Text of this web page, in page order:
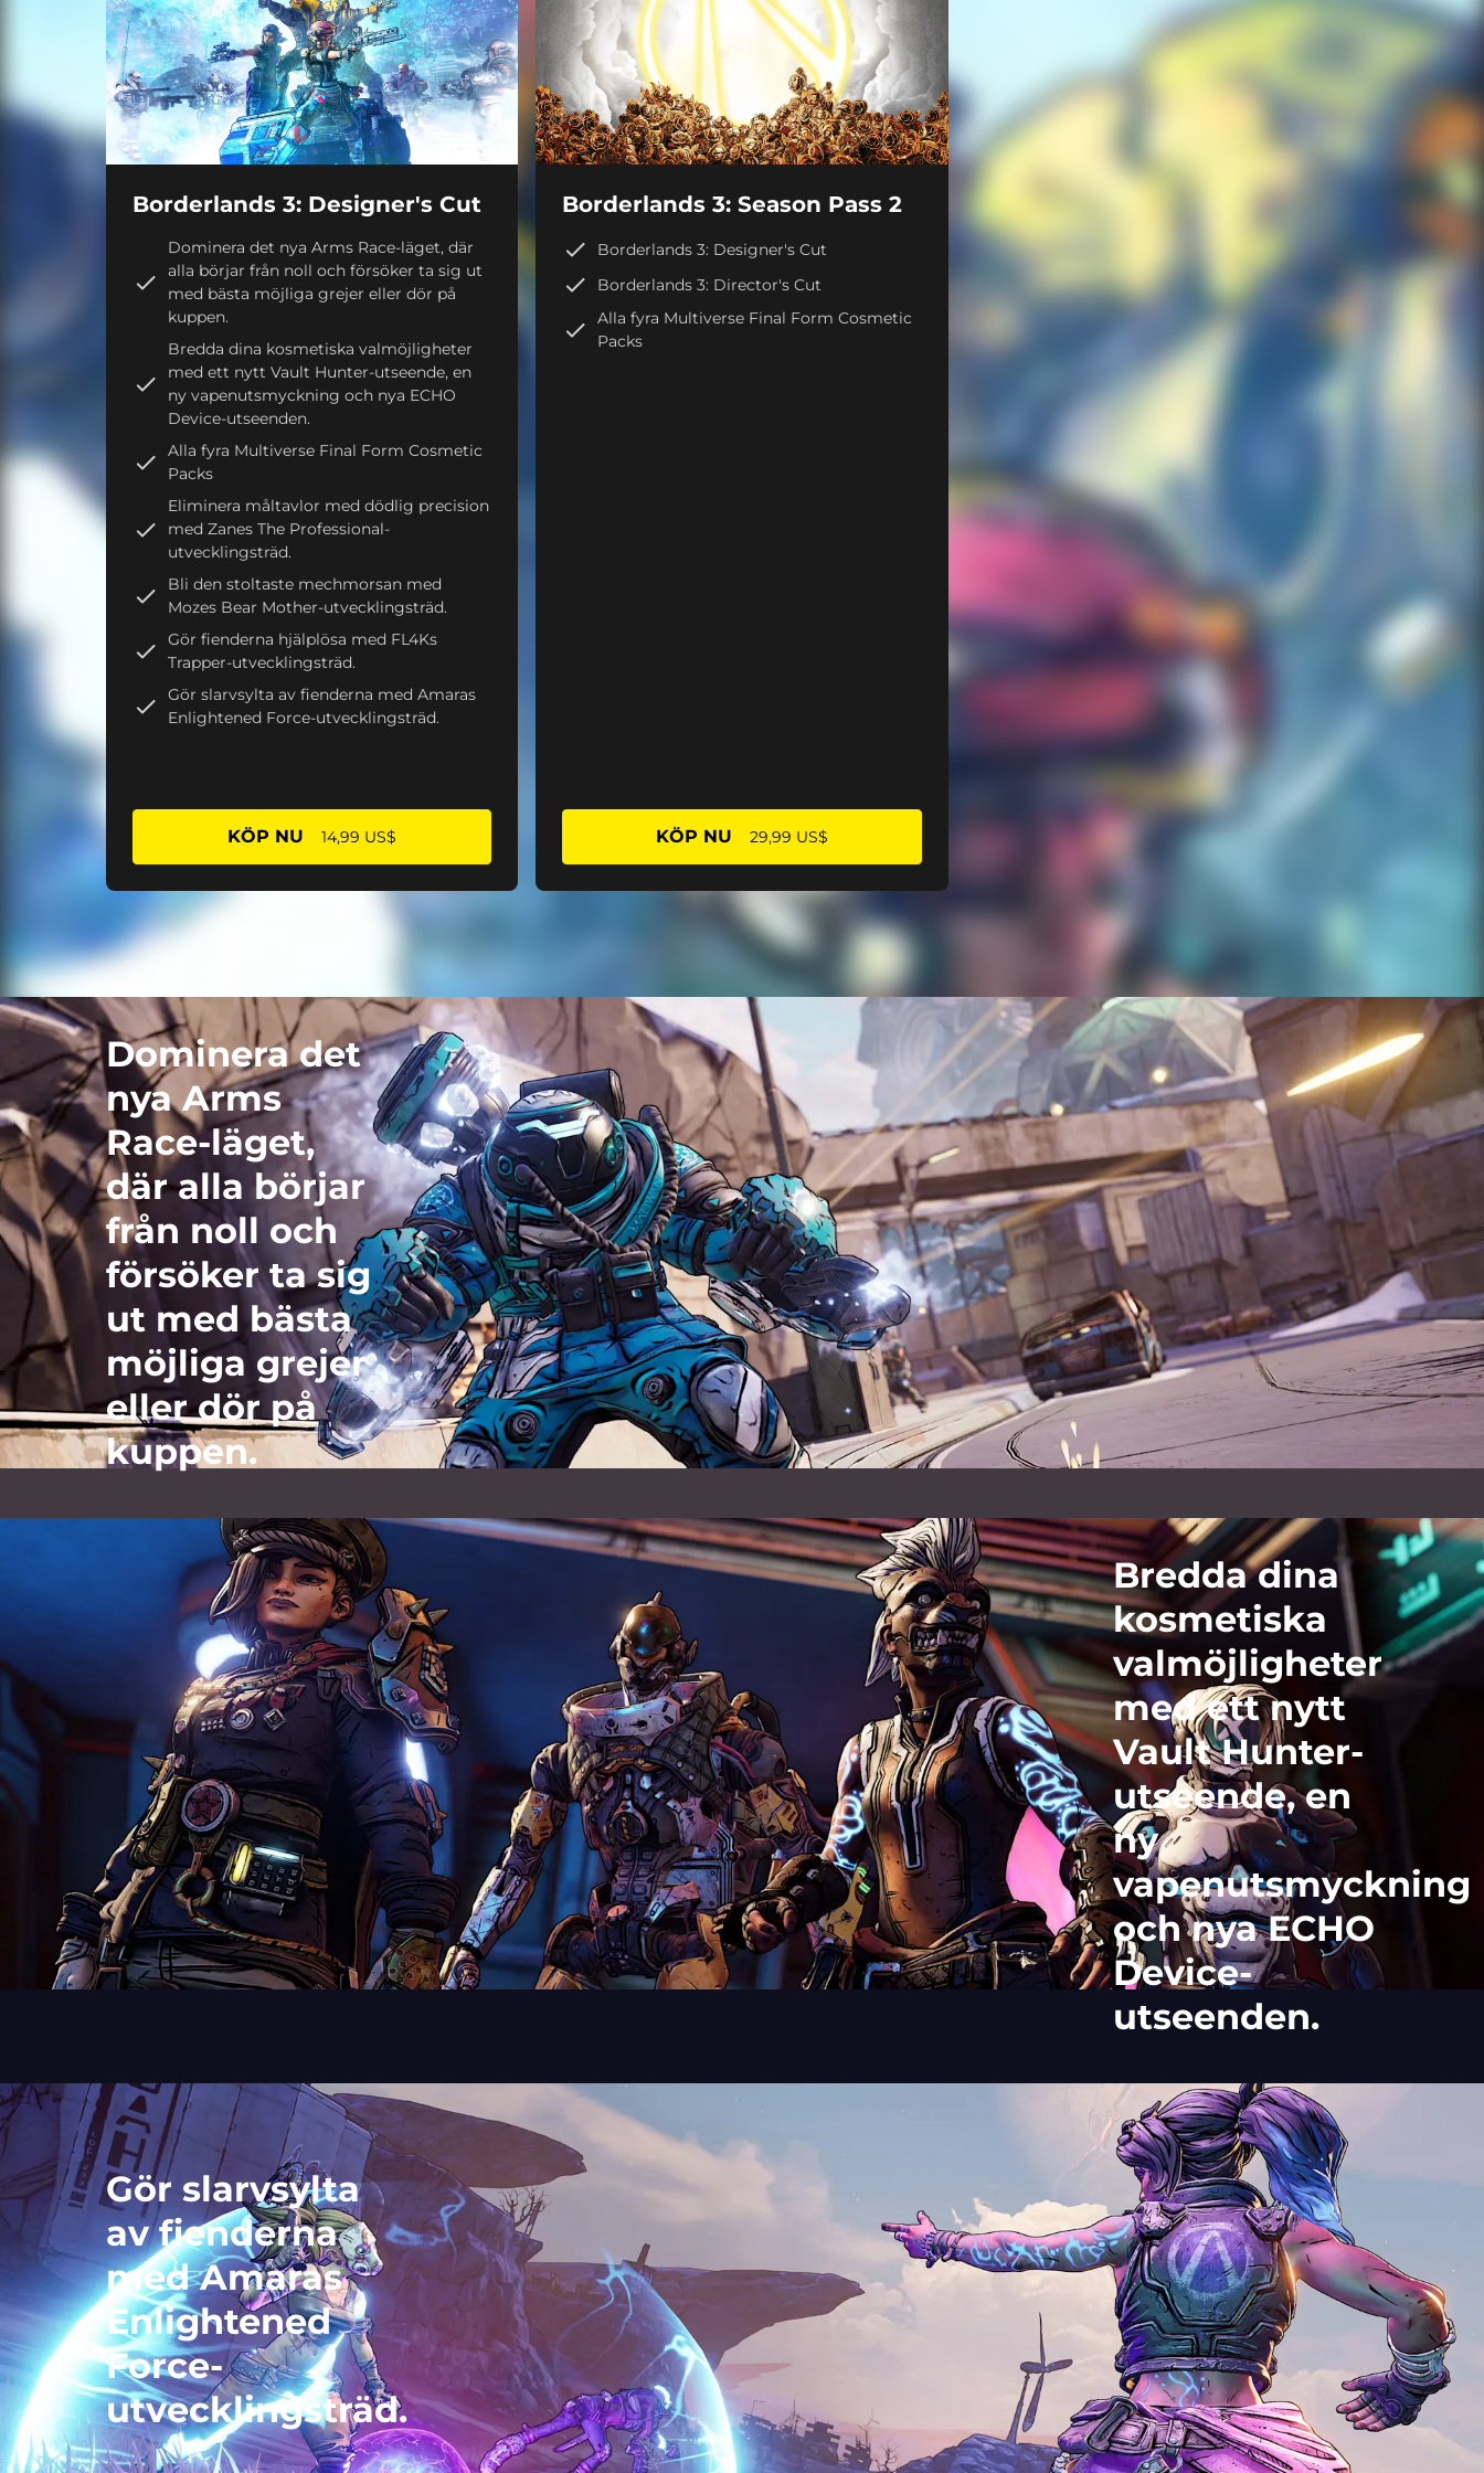
Borderlands 3: Designer's Cut
Dominera det nya Arms Race-läget, där
alla börjar från noll och försöker ta sig ut
med bästa möjliga grejer eller dör på
kuppen.
Bredda dina kosmetiska valmöjligheter
med ett nytt Vault Hunter-utseende, en
ny vapenutsmyckning och nya ECHO
Device-utseenden.
Alla fyra Multiverse Final Form Cosmetic
Packs
Eliminera måltavlor med dödlig precision
med Zanes The Professional-
utvecklingsträd.
Bli den stoltaste mechmorsan med
Mozes Bear Mother-utvecklingsträd.
Gör fienderna hjälplösa med FL4Ks
Trapper-utvecklingsträd.
Gör slarvsylta av fienderna med Amaras
Enlightened Force-utvecklingsträd.
KÖP NU 14,99 US$
Borderlands 3: Season Pass 2
Borderlands 3: Designer's Cut
Borderlands 3: Director's Cut
Alla fyra Multiverse Final Form Cosmetic
Packs
KÖP NU 29,99 US$
Dominera det
nya Arms
Race-läget,
där alla börjar
från noll och
försöker ta sig
ut med bästa
möjliga grejer
eller dör på
kuppen.
Bredda dina
kosmetiska
valmöjligheter
med ett nytt
Vault Hunter-
utseende, en
ny
vapenutsmyckning
och nya ECHO
Device-
utseenden.
Gör slarvsylta
av fienderna
med Amaras
Enlightened
Force-
utvecklingsträd.